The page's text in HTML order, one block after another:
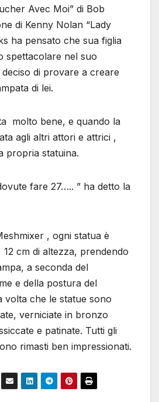
Avec Moi” di Bob
di Kenny Nolan “Lady
ha pensato che sua figlia
spettacolare nel suo
di provare a creare
di lei.
molto bene, e quando la
agli altri attori e attrici ,
propria statuina.
fare 27….. ” ha detto la
, ogni statua è
cm di altezza, prendendo
a seconda del
e della postura del
volta che le statue sono
verniciate in bronzo
e patinate. Tutti gli
rimasti ben impressionati.